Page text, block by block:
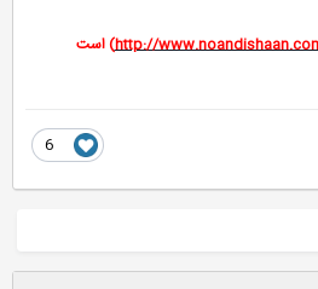
http://) است